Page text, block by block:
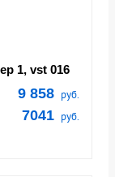
1, vst 016
9 858 руб.
7041 руб.